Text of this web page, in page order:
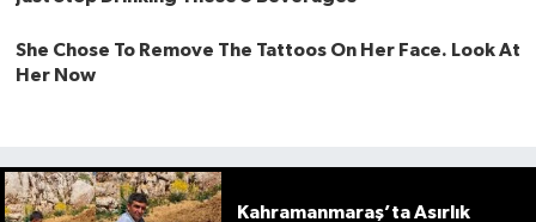
Kahramanmaraş’ta Asırlık